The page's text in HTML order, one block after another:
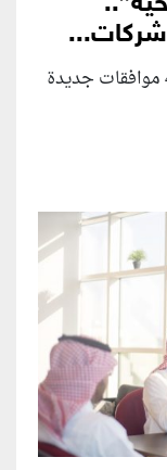
قررت الهيئة العامة للرقابة المالية، منح 4 موافقات جديدة